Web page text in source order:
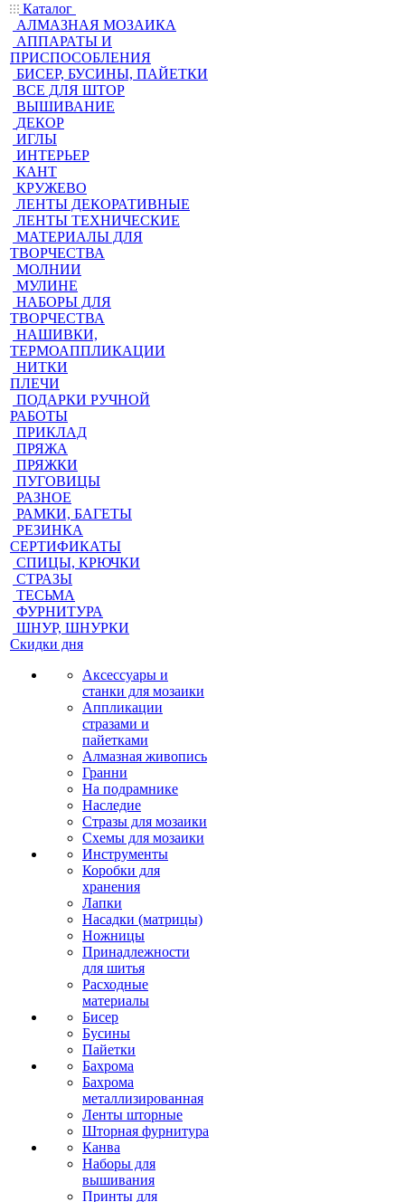
Каталог
АЛМАЗНАЯ МОЗАИКА
АППАРАТЫ И
ПРИСПОСОБЛЕНИЯ
БИСЕР, БУСИНЫ, ПАЙЕТКИ
ВСЕ ДЛЯ ШТОР
ВЫШИВАНИЕ
ДЕКОР
ИГЛЫ
ИНТЕРЬЕР
КАНТ
КРУЖЕВО
ЛЕНТЫ ДЕКОРАТИВНЫЕ
ЛЕНТЫ ТЕХНИЧЕСКИЕ
МАТЕРИАЛЫ ДЛЯ
ТВОРЧЕСТВА
МОЛНИИ
МУЛИНЕ
НАБОРЫ ДЛЯ
ТВОРЧЕСТВА
НАШИВКИ,
ТЕРМОАППЛИКАЦИИ
НИТКИ
ПЛЕЧИ
ПОДАРКИ РУЧНОЙ
РАБОТЫ
ПРИКЛАД
ПРЯЖА
ПРЯЖКИ
ПУГОВИЦЫ
РАЗНОЕ
РАМКИ, БАГЕТЫ
РЕЗИНКА
СЕРТИФИКАТЫ
СПИЦЫ, КРЮЧКИ
СТРАЗЫ
ТЕСЬМА
ФУРНИТУРА
ШНУР, ШНУРКИ
Скидки дня
Аксессуары и
станки для мозаики
Аппликации
стразами и
пайетками
Алмазная живопись
Гранни
На подрамнике
Наследие
Стразы для мозаики
Схемы для мозаики
Инструменты
Коробки для
хранения
Лапки
Насадки (матрицы)
Ножницы
Принадлежности
для шитья
Расходные
материалы
Бисер
Бусины
Пайетки
Бахрома
Бахрома
металлизированная
Ленты шторные
Шторная фурнитура
Канва
Наборы для
вышивания
Принты для